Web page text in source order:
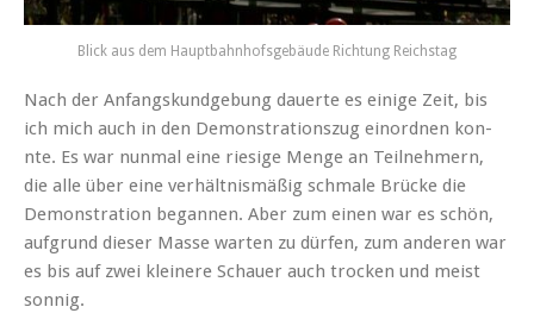
Blick aus dem Haupt­bahn­hof­s­ge­bäude Rich­tung Reichstag
Nach der Anfangskundge­bung dauerte es einige Zeit, bis
ich mich auch in den Demon­stra­tionszug einord­nen kon­
nte. Es war nun­mal eine riesige Menge an Teil­nehmern,
die alle über eine ver­hält­nis­mäßig schmale Brücke die
Demon­stra­tion began­nen. Aber zum einen war es schön,
auf­grund dieser Masse warten zu dür­fen, zum anderen war
es bis auf zwei kleinere Schauer auch trock­en und meist
sonnig.